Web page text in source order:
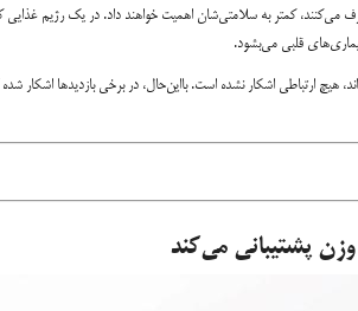
می‌کنند، کمتر به سلامتی‌شان اهمیت خواهند داد. در یک رژیم غذایی
قلبی می‌بشود.
هیچ ارتباطی اشکار نشده است. با‌این‌حال، در برخی بازدید‌ها اشکار